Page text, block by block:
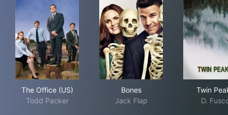
The Office (US)
Todd Packer
Bones
Jack Flap
Twin
D.